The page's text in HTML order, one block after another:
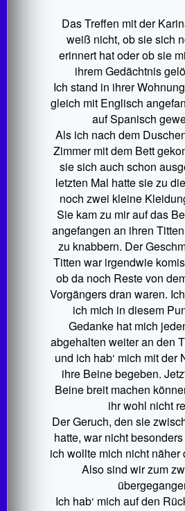
Das Treffen mit der
weiß nicht, ob sie sich
erinnert hat oder ob sie
ihrem Gedächtnis
Ich stand in ihrer
gleich mit Englisch
auf Spanisch
Als ich nach dem
Zimmer mit dem Bett
sie sich auch schon
letzten Mal hatte sie zu
noch zwei kleine
Sie kam zu mir auf das
angefangen an ihren
zu knabbern. Der
Titten war irgendwie
ob da noch Reste von
Vorgängers dran waren.
ich mich in diesem
Gedanke hat mich
abgehalten weiter an den
und ich hab‘ mich mit der
ihre Beine begeben.
Beine breit machen
ihr wohl nicht
Der Geruch, den sie
hatte, war nicht
ich wollte mich nicht näher
Also sind wir zum
Ich hab‘ mich auf den